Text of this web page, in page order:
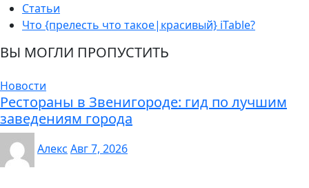
Статьи
Что {прелесть что такое|красивый} iTable?
ВЫ МОГЛИ ПРОПУСТИТЬ
Новости
Рестораны в Звенигороде: гид по лучшим
заведениям города
Алекс Авг 7, 2026